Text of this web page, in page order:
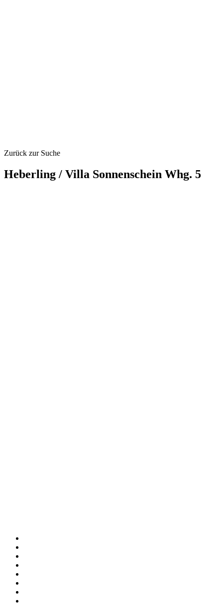
Zurück zur Suche
Heberling / Villa Sonnenschein Whg. 5